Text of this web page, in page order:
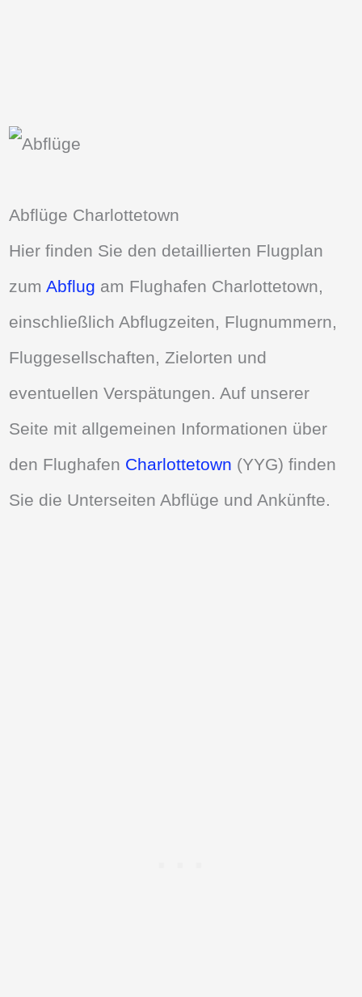
Abflüge Charlottetown
Hier finden Sie den detaillierten Flugplan
zumAbflug am Flughafen Charlottetown,
einschließlich Abflugzeiten, Flugnummern,
Fluggesellschaften, Zielorten und
eventuellen Verspätungen. Auf unserer
Seite mit allgemeinen Informationen über
den Flughafen Charlottetown (YYG) finden
Sie die Unterseiten Abflüge und Ankünfte.